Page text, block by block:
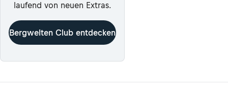
laufend von neuen Extras.
Bergwelten Club entdecken